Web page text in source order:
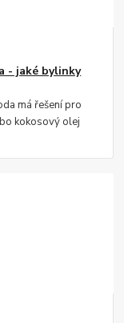
- jaké bylinky
má řešení pro
kokosový olej